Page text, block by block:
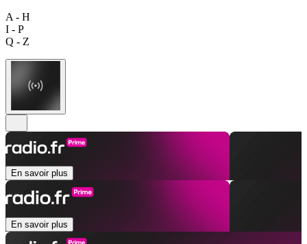
A - H
I - P
Q - Z
En savoir plus
En savoir plus